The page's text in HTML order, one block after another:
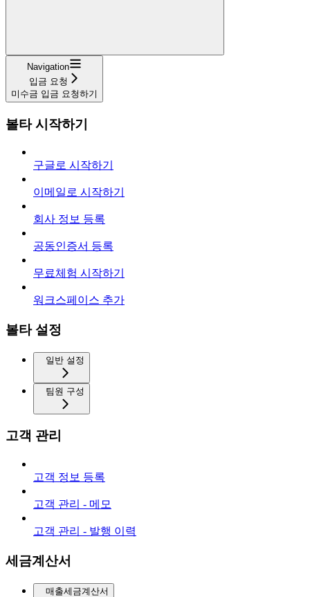
Navigation
입금 요청
미수금 입금 요청하기
볼타 시작하기
구글로 시작하기
이메일로 시작하기
회사 정보 등록
공동인증서 등록
무료체험 시작하기
워크스페이스 추가
볼타 설정
일반 설정
팀원 구성
고객 관리
고객 정보 등록
고객 관리 - 메모
고객 관리 - 발행 이력
세금계산서
매출세금계산서